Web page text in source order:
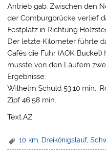
Antrieb gab. Zwischen den
der Comburgbrücke verlief
Festplatz in Richtung
Der letzte Kilometer führte
Cafés die Fuhr (AOK
musste von den Läufern
Ergebnisse:
Wilhelm Schuld 53:10 min.;
Zipf 46:58 min.
Text.AZ
10 km Dreikönigslauf ,